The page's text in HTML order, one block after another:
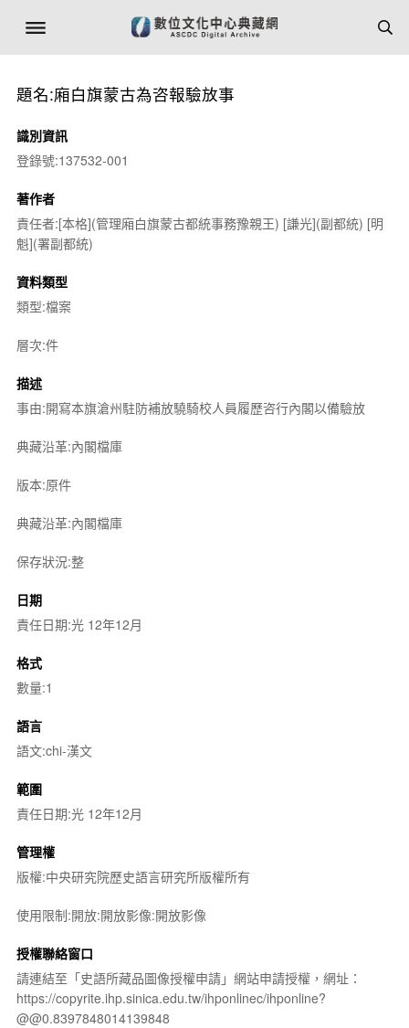
題名:廂白旗蒙古為咨報驗放事
識別資訊
登錄號:137532-001
著作者
責任者:[本格](管理廂白旗蒙古都統事務豫親王) [謙光](副都統) [明
魁](署副都統)
資料類型
類型:檔案
層次:件
描述
事由:開寫本旗滄州駐防補放驍騎校人員履歷咨行內閣以備驗放
典藏沿革:內閣檔庫
版本:原件
典藏沿革:內閣檔庫
保存狀況:整
日期
責任日期:光 12年12月
格式
數量:1
語言
語文:chi-漢文
範圍
責任日期:光 12年12月
管理權
版權:中央研究院歷史語言研究所版權所有
使用限制:開放:開放影像:開放影像
授權聯絡窗口
請連結至「史語所藏品圖像授權申請」網站申請授權，網址：
https://copyrite.ihp.sinica.edu.tw/ihponlinec/ihponline?
@@0.8397848014139848